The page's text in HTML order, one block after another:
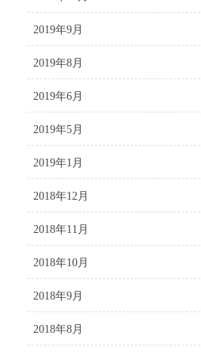
2019年9月
2019年8月
2019年6月
2019年5月
2019年1月
2018年12月
2018年11月
2018年10月
2018年9月
2018年8月